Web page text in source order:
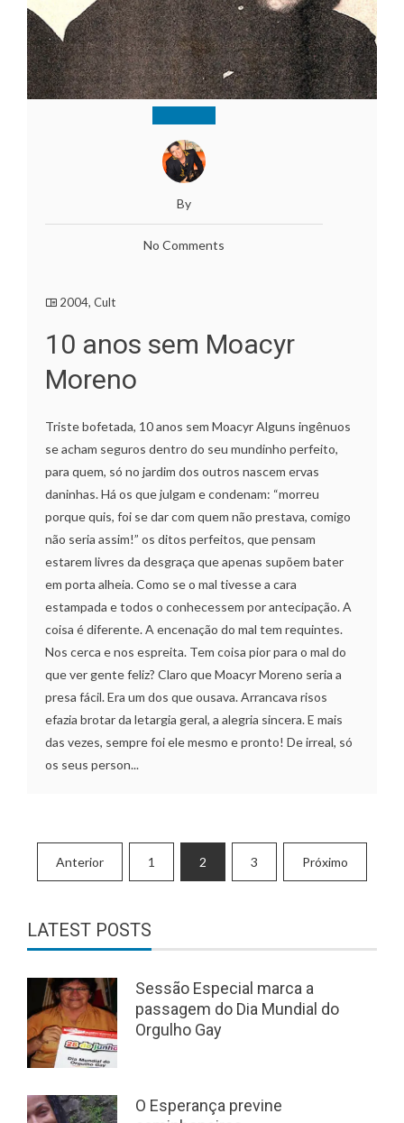
By
No Comments
2004, Cult
10 anos sem Moacyr
Moreno
Triste bofetada, 10 anos sem Moacyr Alguns ingênuos
se acham seguros dentro do seu mundinho perfeito,
para quem, só no jardim dos outros nascem ervas
daninhas. Há os que julgam e condenam: “morreu
porque quis, foi se dar com quem não prestava, comigo
não seria assim!” os ditos perfeitos, que pensam
estarem livres da desgraça que apenas supõem bater
em porta alheia. Como se o mal tivesse a cara
estampada e todos o conhecessem por antecipação. A
coisa é diferente. A encenação do mal tem requintes.
Nos cerca e nos espreita. Tem coisa pior para o mal do
que ver gente feliz? Claro que Moacyr Moreno seria a
presa fácil. Era um dos que ousava. Arrancava risos
efazia brotar da letargia geral, a alegria sincera. E mais
das vezes, sempre foi ele mesmo e pronto! De irreal, só
os seus person...
Paginação
de
posts
Anterior 1 2 3 Próximo
LATEST POSTS
Sessão Especial marca a
passagem do Dia Mundial do
Orgulho Gay
O Esperança previne